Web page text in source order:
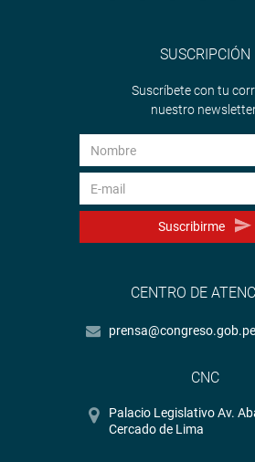
SUSCRIPCIÓN
Suscríbete con tu
nuestro
Suscribirme
CENTRO DE
prensa@congreso.gob.pe
CNC
Palacio Legislativo Av.
Cercado de Lima